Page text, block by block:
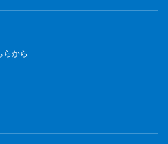
らから